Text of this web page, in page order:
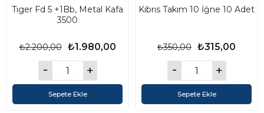
Tıger Fd 5 +1Bb, Metal Kafa
3500
₺1.980,00
₺2.200,00
Sepete Ekle
Kıbrıs Takım 10 İğne 10 Adet
₺315,00
₺350,00
Sepete Ekle